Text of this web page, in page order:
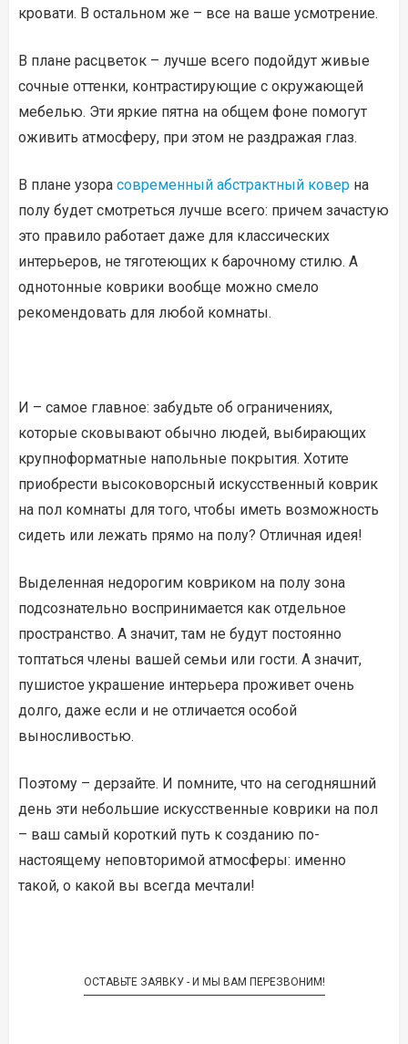
кровати. В остальном же – все на ваше усмотрение.
В плане расцветок – лучше всего подойдут живые
сочные оттенки, контрастирующие с окружающей
мебелью. Эти яркие пятна на общем фоне помогут
оживить атмосферу, при этом не раздражая глаз.
В плане узора современный абстрактный ковер на
полу будет смотреться лучше всего: причем зачастую
это правило работает даже для классических
интерьеров, не тяготеющих к барочному стилю. А
однотонные коврики вообще можно смело
рекомендовать для любой комнаты.
И – самое главное: забудьте об ограничениях,
которые сковывают обычно людей, выбирающих
крупноформатные напольные покрытия. Хотите
приобрести высоковорсный искусственный коврик
на пол комнаты для того, чтобы иметь возможность
сидеть или лежать прямо на полу? Отличная идея!
Выделенная недорогим ковриком на полу зона
подсознательно воспринимается как отдельное
пространство. А значит, там не будут постоянно
топтаться члены вашей семьи или гости. А значит,
пушистое украшение интерьера проживет очень
долго, даже если и не отличается особой
выносливостью.
Поэтому – дерзайте. И помните, что на сегодняшний
день эти небольшие искусственные коврики на пол
– ваш самый короткий путь к созданию по-
настоящему неповторимой атмосферы: именно
такой, о какой вы всегда мечтали!
ОСТАВЬТЕ ЗАЯВКУ - И МЫ ВАМ ПЕРЕЗВОНИМ!